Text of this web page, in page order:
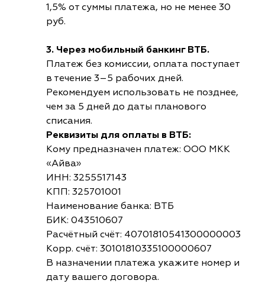
1,5% от суммы платежа, но не менее 30
руб.
3. Через мобильный банкинг ВТБ.
Платеж без комиссии, оплата поступает
в течение 3–5 рабочих дней.
Рекомендуем использовать не позднее,
чем за 5 дней до даты планового
списания.
Реквизиты для оплаты в ВТБ:
Кому предназначен платеж: ООО МКК
«Айва»
ИНН: 3255517143
КПП: 325701001
Наименование банка: ВТБ
БИК: 043510607
Расчётный счёт: 40701810541300000003
Корр. счёт: 30101810335100000607
В назначении платежа укажите номер и
дату вашего договора.